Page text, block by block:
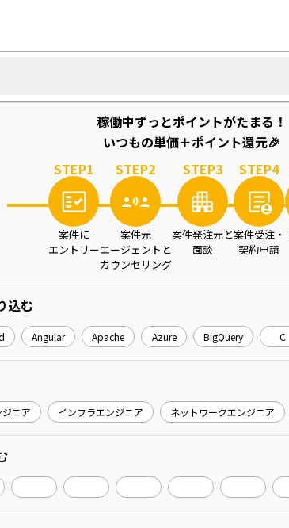
稼働中ずっとポイントがたまる！
いつもの単価＋ポイント還元🎉
STEP1
案件に
エントリー
STEP2
案件元
エージェントと
カウンセリング
STEP3
案件発注元と
面談
STEP4
案件受注・
契約申請
込む
Angular Apache Azure BigQuery C
ニア インフラエンジニア ネットワークエンジニア